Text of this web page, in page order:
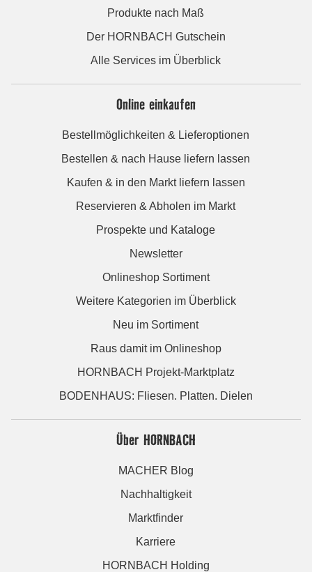
Produkte nach Maß
Der HORNBACH Gutschein
Alle Services im Überblick
Online einkaufen
Bestellmöglichkeiten & Lieferoptionen
Bestellen & nach Hause liefern lassen
Kaufen & in den Markt liefern lassen
Reservieren & Abholen im Markt
Prospekte und Kataloge
Newsletter
Onlineshop Sortiment
Weitere Kategorien im Überblick
Neu im Sortiment
Raus damit im Onlineshop
HORNBACH Projekt-Marktplatz
BODENHAUS: Fliesen. Platten. Dielen
Über HORNBACH
MACHER Blog
Nachhaltigkeit
Marktfinder
Karriere
HORNBACH Holding